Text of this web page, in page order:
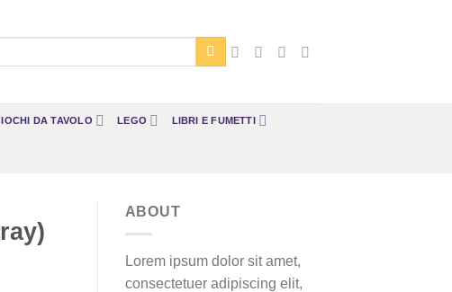
DA TAVOLO LEGO LIBRI E FUMETTI
ABOUT
Lorem ipsum dolor sit amet,
consectetuer adipiscing elit,